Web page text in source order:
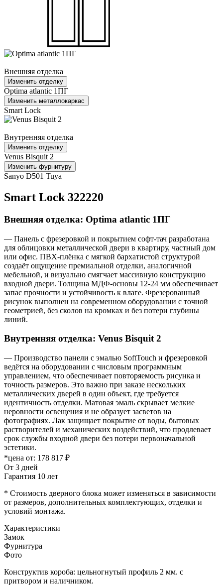
Внешняя отделка
Изменить отделку
Optima atlantic 1ПГ
Изменить металлокаркас
Smart Lock
Внутренняя отделка
Изменить отделку
Venus Bisquit 2
Изменить фурнитуру
Sanyo D501 Tuya
Smart Lock 322220
Внешняя отделка: Optima atlantic 1ПГ
— Панель с фрезеровкой и покрытием софт-тач разработана
для облицовки металлической двери в квартиру, частный дом
или офис. ПВХ-плёнка с мягкой бархатистой структурой
создаёт ощущение премиальной отделки, аналогичной
мебельной, и визуально смягчает массивную конструкцию
входной двери. Толщина МДФ-основы 12-24 мм обеспечивает
запас прочности и устойчивость к влаге. Фрезерованный
рисунок выполнен на современном оборудовании с точной
геометрией, без сколов на кромках и без потери глубины
линий.
Внутренняя отделка: Venus Bisquit 2
— Производство панели с эмалью SoftTouch и фрезеровкой
ведётся на оборудовании с числовым программным
управлением, что обеспечивает повторяемость рисунка и
точность размеров. Это важно при заказе нескольких
металлических дверей в один объект, где требуется
идентичность отделки. Матовая эмаль скрывает мелкие
неровности освещения и не образует засветов на
фотографиях. Лак защищает покрытие от воды, бытовых
растворителей и механических воздействий, что продлевает
срок службы входной двери без потери первоначальной
эстетики.
*цена от: 178 817 ₽
От 3 дней
Гарантия 10 лет
* Стоимость дверного блока может изменяться в зависимости
от размеров, дополнительных комплектующих, отделки и
условий монтажа.
Характеристики
Замок
Фурнитура
Фото
Конструктив короба: цельногнутый профиль 2 мм. с
притвором и наличником.